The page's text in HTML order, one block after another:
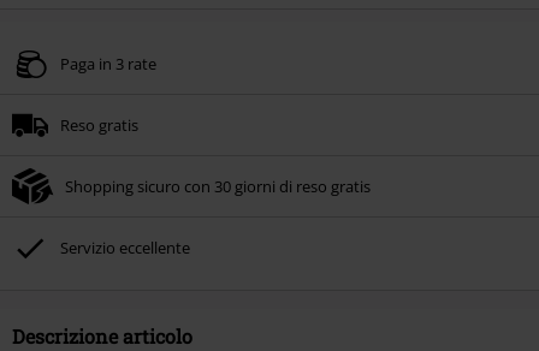
Paga in 3 rate
Reso gratis
Shopping sicuro con 30 giorni di reso gratis
Servizio eccellente
Descrizione articolo